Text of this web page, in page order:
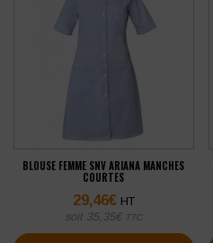
BLOUSE FEMME SNV ARIANA MANCHES
COURTES
29,46€ HT
soit 35,35€ TTC